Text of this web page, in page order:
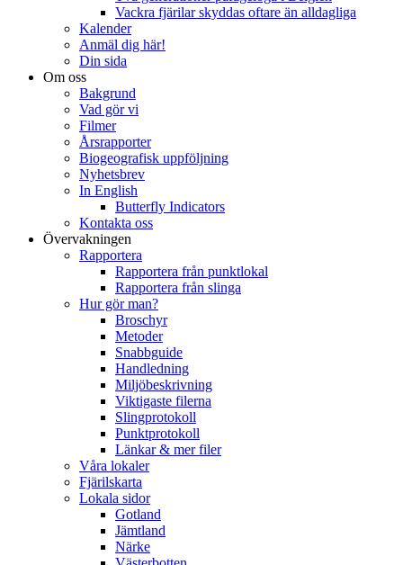
Vackra fjärilar skyddas oftare än alldagliga
Kalender
Anmäl dig här!
Din sida
Om oss
Bakgrund
Vad gör vi
Filmer
Årsrapporter
Biogeografisk uppföljning
Nyhetsbrev
In English
Butterfly Indicators
Kontakta oss
Övervakningen
Rapportera
Rapportera från punktlokal
Rapportera från slinga
Hur gör man?
Broschyr
Metoder
Snabbguide
Handledning
Miljöbeskrivning
Viktigaste filerna
Slingprotokoll
Punktprotokoll
Länkar & mer filer
Våra lokaler
Fjärilskarta
Lokala sidor
Gotland
Jämtland
Närke